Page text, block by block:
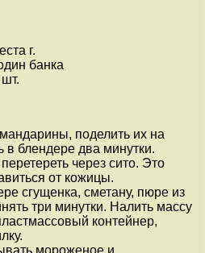
г.
банка
поделить их на
в блендере два минутки.
через сито. Это
от кожицы.
сгущенка, сметану, пюре из
три минутки. Налить массу
контейнер,
мороженое и